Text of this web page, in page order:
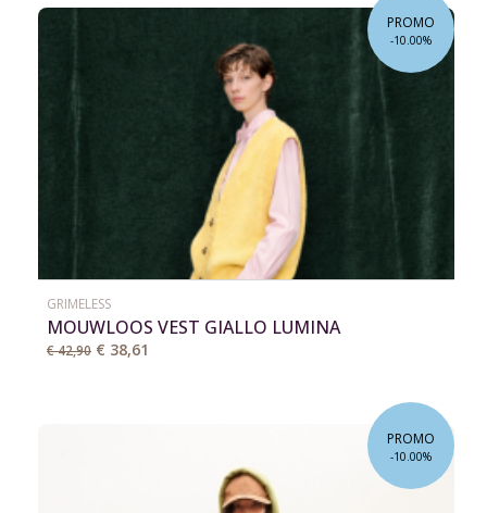
PROMO
-10.00%
GRIMELESS
MOUWLOOS VEST GIALLO LUMINA
€ 42,90 € 38,61
PROMO
-10.00%